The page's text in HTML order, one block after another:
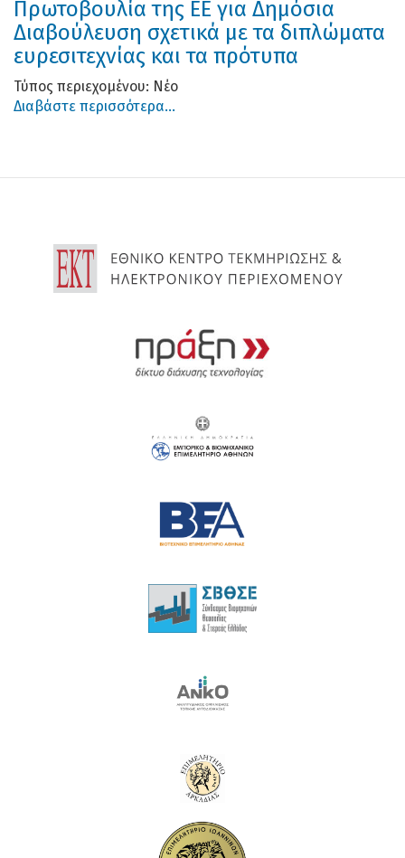
Πρωτοβουλία της ΕΕ για Δημόσια
Διαβούλευση σχετικά με τα διπλώματα
ευρεσιτεχνίας και τα πρότυπα
Τύπος περιεχομένου: Νέο
Διαβάστε περισσότερα...